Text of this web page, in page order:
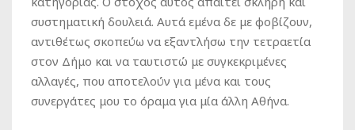
συστηματική δουλειά. Αυτά εμένα δε με φοβίζουν,
αντιθέτως σκοπεύω να εξαντλήσω την τετραετία
στον Δήμο και να ταυτιστώ με συγκεκριμένες
αλλαγές, που αποτελούν για μένα και τους
συνεργάτες μου το όραμα για μία άλλη Αθήνα.